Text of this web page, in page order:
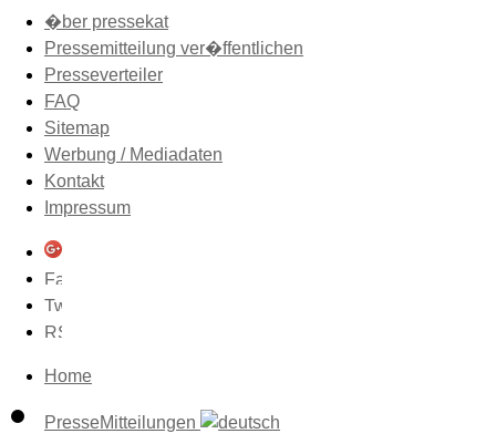
�ber pressekat
Pressemitteilung ver�ffentlichen
Presseverteiler
FAQ
Sitemap
Werbung / Mediadaten
Kontakt
Impressum
Home
PresseMitteilungen